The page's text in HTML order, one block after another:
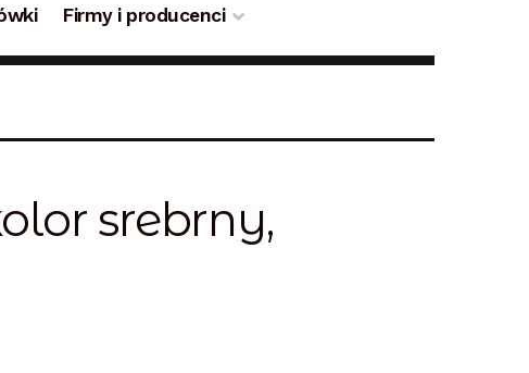
Firmy i producenci
srebrny,